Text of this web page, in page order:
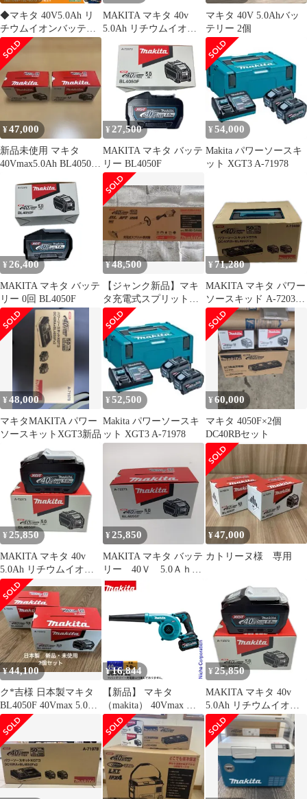
◆マキタ 40V5.0Ah リ
チウムイオンバッテリ
ー BL4050F 雪有 【未
使用】【蓮田店】
MAKITA マキタ 40v
5.0Ah リチウムイオン
マークあり (５)
BL4050F ブラック
マキタ 40V 5.0Ahバッ
テリー 2個
¥47,000
新品未使用 マキタ
40Vmax5.0Ah BL4050F
¥ 27,500
MAKITA マキタ バッテ
リー BL4050F
¥ 54,000
Makita パワーソースキ
ット XGT3 A-71978
¥ 26,400
MAKITA マキタ バッテ
リー 0回 BL4050F
¥48,500
【ジャンク新品】マキ
タ充電式スプリット草
刈機 MUX01GRMM
¥ 71,280
MAKITA マキタ パワー
ソースキッド A-72039
DC40RB+BL4050F×2
40v 5.0Ah
¥48,000
マキタMAKITA パワー
ソースキットXGT3新品
¥ 52,500
Makita パワーソースキ
ット XGT3 A-71978
¥60,000
マキタ 4050F×2個
DC40RBセット
¥ 25,850
MAKITA マキタ 40v
5.0Ah リチウムイオン
バッテリ 未使用 ※PSE
マークあり (３)
BL4050F ブラック
¥25,850
MAKITA マキタ バッテ
リー 40Ｖ 5.0Ａｈ
BL4050F
¥47,000
カトリーヌ様 専用
¥44,100
ク*吉様 日本製マキタ
BL4050F 40Vmax 5.0Ah
バッテリー 2個
¥16,844
【新品】 マキタ
（makita） 40Vmax 充
電式ブロワ 本体のみ
UB002GZ ブロア ブロ
アー ブロワー 電動 バ
ッテリ・充電器別売 ハ
ンディ
¥ 25,850
MAKITA マキタ 40v
5.0Ah リチウムイオン
バッテリ 未使用 ※PSE
マークあり (２)
BL4050F ブラック